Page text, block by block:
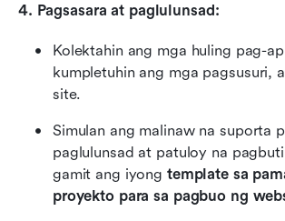
4. Pagsasara at paglulunsad:
Kolektahin ang mga huling pag-
kumpletuhin ang mga pagsusuri,
site.
Simulan ang malinaw na suporta
paglulunsad at patuloy na
gamit ang iyong template sa
proyekto para sa pagbuo ng